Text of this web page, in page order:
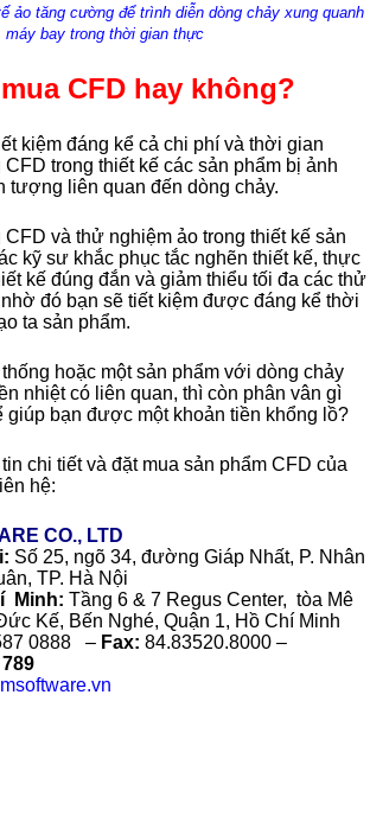
ảo tăng cường để trình diễn dòng chảy xung quanh
máy bay trong thời gian thực
CFD hay không?
kiệm đáng kể cả chi phí và thời gian
trong thiết kế các sản phẩm bị ảnh
tượng liên quan đến dòng chảy.
và thử nghiệm ảo trong thiết kế sản
kỹ sư khắc phục tắc nghẽn thiết kế, thực
kế đúng đắn và giảm thiểu tối đa các thử
đó bạn sẽ tiết kiệm được đáng kể thời
ta sản phẩm.
hoặc một sản phẩm với dòng chảy
nhiệt có liên quan, thì còn phân vân gì
giúp bạn được một khoản tiền khổng lồ?
chi tiết và đặt mua sản phẩm CFD của
hệ:
CO., LTD
Số 25, ngõ 34, đường Giáp Nhất, P. Nhân
TP. Hà Nội
Minh: Tầng 6 & 7 Regus Center, tòa Mê
Kế, Bến Nghé, Quận 1, Hồ Chí Minh
0888 – Fax: 84.83520.8000 –